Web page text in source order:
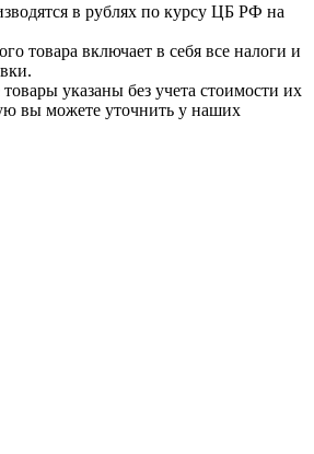
в рублях по курсу ЦБ РФ на
товара включает в себя все налоги и
указаны без учета стоимости их
вы можете уточнить у наших